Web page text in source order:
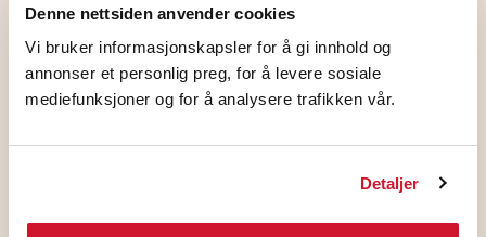
Denne nettsiden anvender cookies
Vi bruker informasjonskapsler for å gi innhold og
annonser et personlig preg, for å levere sosiale
mediefunksjoner og for å analysere trafikken vår.
Detaljer